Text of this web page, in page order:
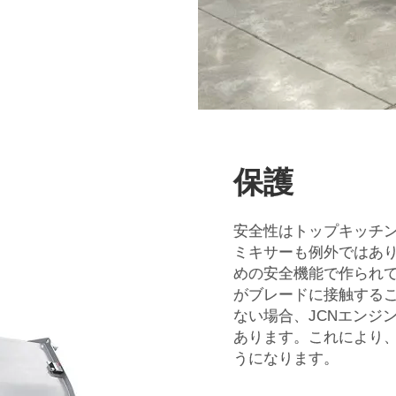
保護
安全性はトップキッチ
ミキサーも例外ではあ
めの安全機能で作られ
がブレードに接触する
ない場合、JCNエンジ
あります。これにより
うになります。